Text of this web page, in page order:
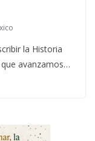
la Historia
avanzamos…